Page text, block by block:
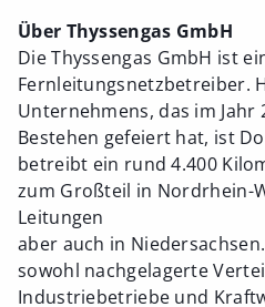
Über Thyssengas GmbH
Die Thyssengas GmbH ist
Fernleitungsnetzbetreiber.
Unternehmens, das im Jahr
Bestehen gefeiert hat, ist
betreibt ein rund 4.400
zum Großteil in Nordrhein-
Leitungen
aber auch in
sowohl nachgelagerte
Industriebetriebe und